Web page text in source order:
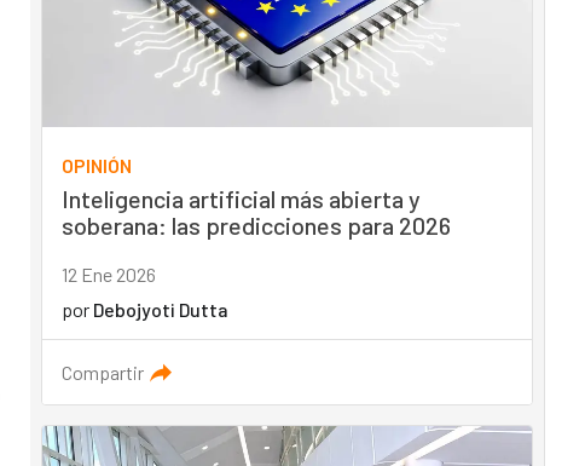
OPINIÓN
Inteligencia artificial más abierta y
soberana: las predicciones para 2026
12 Ene 2026
por Debojyoti Dutta
Compartir